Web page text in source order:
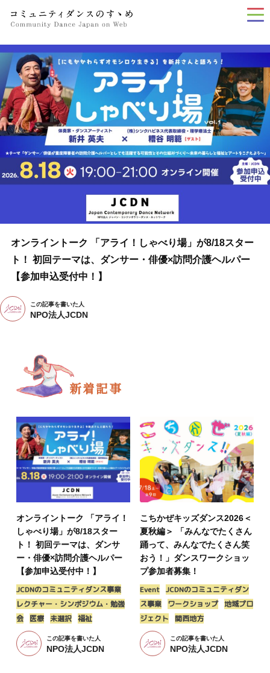
オンライントーク 「アライ！しゃべり場」が8/18スター
ト！ 初回テーマは、ダンサー・俳優×訪問介護ヘルパー
【参加申込受付中！】
この記事を書いた人
NPO法人JCDN
新着記事
オンライントーク 「アライ！
しゃべり場」が8/18スター
ト！ 初回テーマは、ダンサ
ー・俳優×訪問介護ヘルパー
【参加申込受付中！】
JCDNのコミュニティダンス事業
レクチャー・シンポジウム・勉強
会
医療 未選択 福祉
この記事を書いた人
NPO法人JCDN
こちかぜキッズダンス2026＜
夏秋編＞ 「みんなでたくさん
踊って、みんなでたくさん笑
おう！」ダンスワークショッ
プ参加者募集！
Event JCDNのコミュニティダン
ス事業
ワークショップ 地域プロ
ジェクト
関西地方
この記事を書いた人
NPO法人JCDN